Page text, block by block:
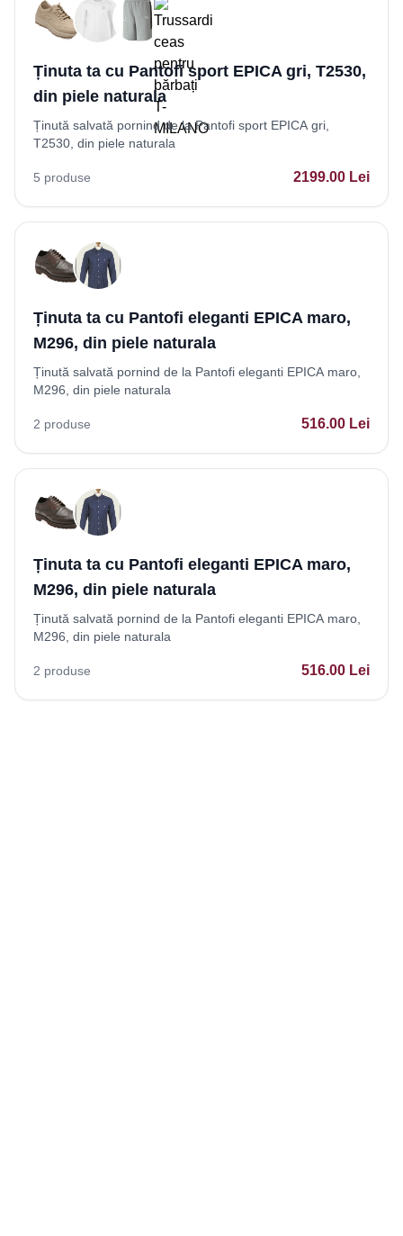
Ținuta ta cu Pantofi sport EPICA gri, T2530,
din piele naturala
Ținută salvată pornind de la Pantofi sport EPICA gri,
T2530, din piele naturala
5 produse 2199.00 Lei
Ținuta ta cu Pantofi eleganti EPICA maro,
M296, din piele naturala
Ținută salvată pornind de la Pantofi eleganti EPICA maro,
M296, din piele naturala
2 produse 516.00 Lei
Ținuta ta cu Pantofi eleganti EPICA maro,
M296, din piele naturala
Ținută salvată pornind de la Pantofi eleganti EPICA maro,
M296, din piele naturala
2 produse 516.00 Lei